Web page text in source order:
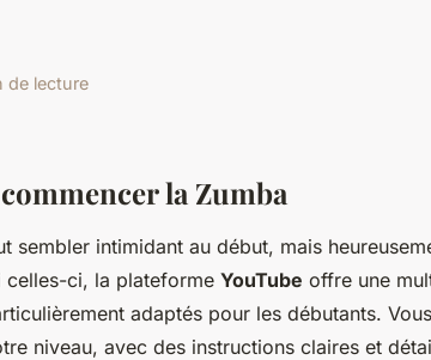
de lecture
la Zumba
sembler intimidant au début, mais
celles-ci, la plateforme YouTube offre une
adaptés pour les débutants.
niveau, avec des instructions claires et